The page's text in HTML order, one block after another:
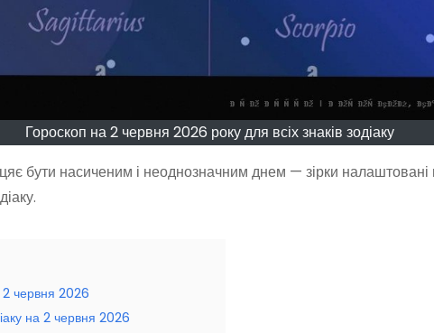
Гороскоп на 2 червня 2026 року для всіх знаків зодіаку
бути насиченим і неоднозначним днем — зірки налаштовані
2 червня 2026
на 2 червня 2026